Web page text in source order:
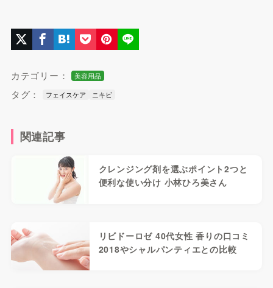
カテゴリー： 美容用品
タグ： フェイスケア ニキビ
関連記事
クレンジング剤を選ぶポイント2つと
便利な使い分け 小林ひろ美さん
リビドーロゼ 40代女性 香りの口コミ
2018やシャルパンティエとの比較